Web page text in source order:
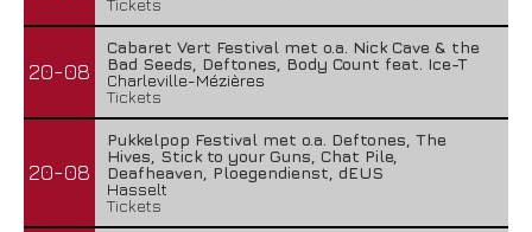
Tickets
20-08
Cabaret Vert Festival met o.a. Nick Cave & the
Bad Seeds, Deftones, Body Count feat. Ice-T
Charleville-Mézières
Tickets
20-08
Pukkelpop Festival met o.a. Deftones, The
Hives, Stick to your Guns, Chat Pile,
Deafheaven, Ploegendienst, dEUS
Hasselt
Tickets